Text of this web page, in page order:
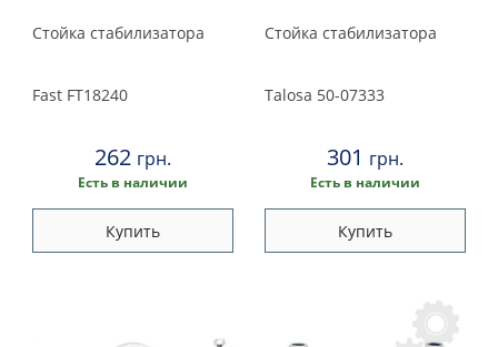
Стойка стабилизатора
Fast FT18240
262 грн.
Есть в наличии
Купить
Стойка стабилизатора
Talosa 50-07333
301 грн.
Есть в наличии
Купить